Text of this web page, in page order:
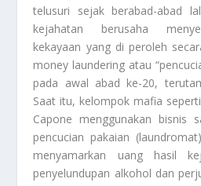
telusuri sejak berabad-abad
kejahatan berusaha
kekayaan yang di peroleh
money laundering atau
pada awal abad ke-20,
Saat itu, kelompok mafia
Capone menggunakan bisnis
pencucian pakaian
menyamarkan uang hasil
penyelundupan alkohol dan